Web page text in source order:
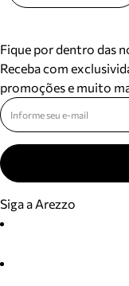
Fique por dentro das
Receba com
promoções e muito
Siga a Arezzo